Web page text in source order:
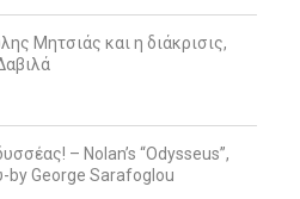
Μητσιάς και η διάκρισις,
– Nolan’s “Odysseus”,
by George Sarafoglou